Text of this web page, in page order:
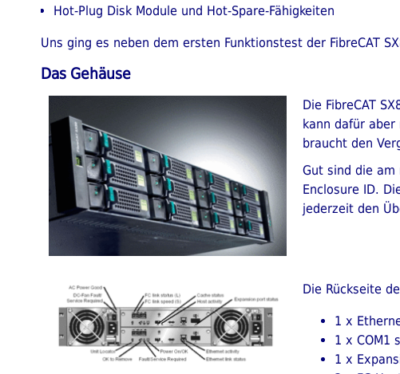
Hot-Plug Disk Module und Hot-Spare-Fähigkeiten
Uns ging es neben dem ersten Funktionstest der FibreCAT
Das Gehäuse
Die FibreCAT
kann dafür aber
braucht den
Gut sind die am
Enclosure ID.
jederzeit den
Die Rückseite
1 x
1 x COM1
1 x